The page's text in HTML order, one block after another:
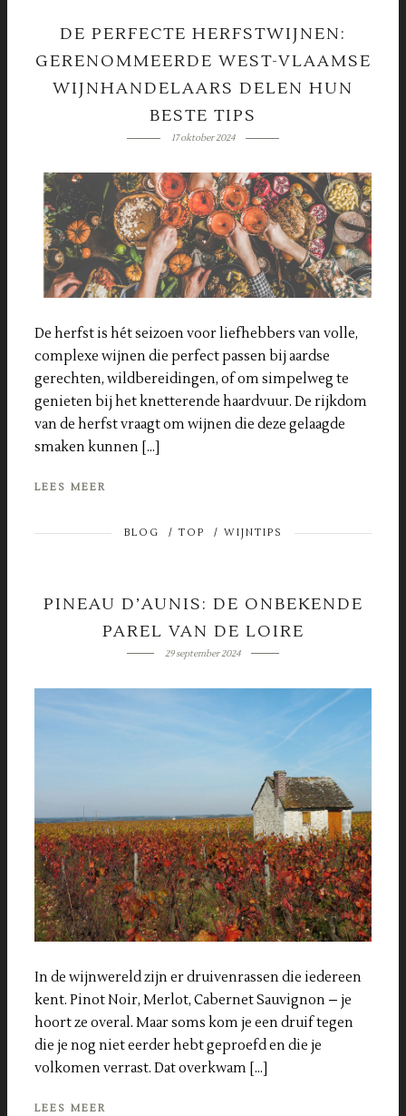
DE PERFECTE HERFSTWIJNEN:
GERENOMMEERDE WEST-VLAAMSE
WIJNHANDELAARS DELEN HUN
BESTE TIPS
17 oktober 2024
De herfst is hét seizoen voor liefhebbers van volle,
complexe wijnen die perfect passen bij aardse
gerechten, wildbereidingen, of om simpelweg te
genieten bij het knetterende haardvuur. De rijkdom
van de herfst vraagt om wijnen die deze gelaagde
smaken kunnen […]
LEES MEER
BLOG / TOP / WIJNTIPS
PINEAU D’AUNIS: DE ONBEKENDE
PAREL VAN DE LOIRE
29 september 2024
In de wijnwereld zijn er druivenrassen die iedereen
kent. Pinot Noir, Merlot, Cabernet Sauvignon – je
hoort ze overal. Maar soms kom je een druif tegen
die je nog niet eerder hebt geproefd en die je
volkomen verrast. Dat overkwam […]
LEES MEER